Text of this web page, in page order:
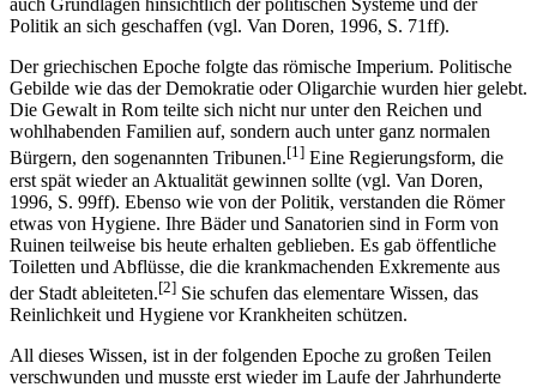
ausschließlich mit rein philosophischen Fragen beschäftigt, wie zum
Beispiel der nach der Liebe und ihrem Wesen, sondern sie haben
Politik an sich geschaffen (vgl. Van Doren, 1996, S. 71ff).
Der griechischen Epoche folgte das römische Imperium. Politische
Gebilde wie das der Demokratie oder Oligarchie wurden hier gelebt.
Die Gewalt in Rom teilte sich nicht nur unter den Reichen und
wohlhabenden Familien auf, sondern auch unter ganz normalen
Bürgern, den sogenannten Tribunen.[1]Eine Regierungsform, die
erst spät wieder an Aktualität ge­winnen sollte (vgl. Van Doren,
1996, S. 99ff). Ebenso wie von der Politik, verstanden die Römer
etwas von Hygiene. Ihre Bäder und Sanatorien sind in Form von
Ruinen teilweise bis heute erhalten geblieben. Es gab öffentliche
Toiletten und Abflüsse, die die krankmachenden Exkremente aus
[2]
Reinlichkeit und Hygiene vor Krankheiten schützen.